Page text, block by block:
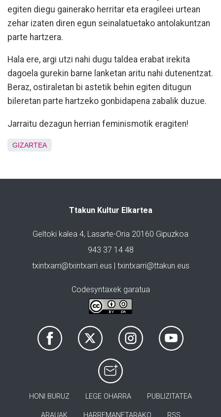
egiten diegu gainerako herritar eta eragileei urtean
zehar izaten diren egun seinalatuetako antolakuntzan
parte hartzera.
Hala ere, argi utzi nahi dugu taldea erabat irekita
dagoela gurekin barne lanketan aritu nahi dutenentzat.
Beraz, ostiraletan bi astetik behin egiten ditugun
bileretan parte hartzeko gonbidapena zabalik duzue.
Jarraitu dezagun herrian feminismotik eragiten!
GIZARTEA
Ttakun Kultur Elkartea
Geltoki kalea 4, Lasarte-Oria 20160 Gipuzkoa
943 37 14 48
txintxarri@txintxarri.eus | txintxarri@ttakun.eus
Codesyntaxek garatua
HONI BURUZ LEGE OHARRA PUBLIZITATEA
ARAUAK HARREMANETARAKO RSS